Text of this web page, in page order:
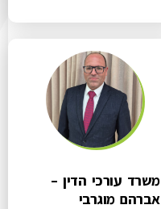
משרד עורכי הדין –
אברהם מוגרבי